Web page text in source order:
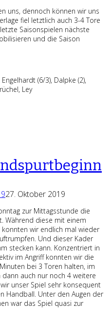
uns, dennoch können wir uns
fiel letztlich auch 3-4 Tore
Saisonspielen nächste
und die Saison
(6/3), Dalpke (2),
Ley
27. Oktober 2019
zur Mittagsstunde die
Während diese mit einem
wir endlich mal wieder
Und dieser Kader
stecken kann. Konzentriert in
im Angriff konnten wir die
bei 3 Toren halten, im
auch nur noch 4 weitere
unser Spiel sehr konsequent
Handball. Unter den Augen der
war das Spiel quasi zur